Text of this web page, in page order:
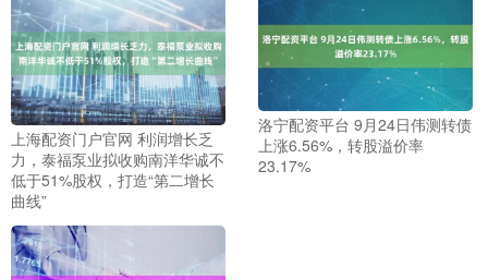
上海配资门户官网 利润增长乏
力，泰福泵业拟收购南洋华诚不
低于51%股权，打造“第二增长
曲线”
洛宁配资平台 9月24日伟测转债
上涨6.56%，转股溢价率
23.17%